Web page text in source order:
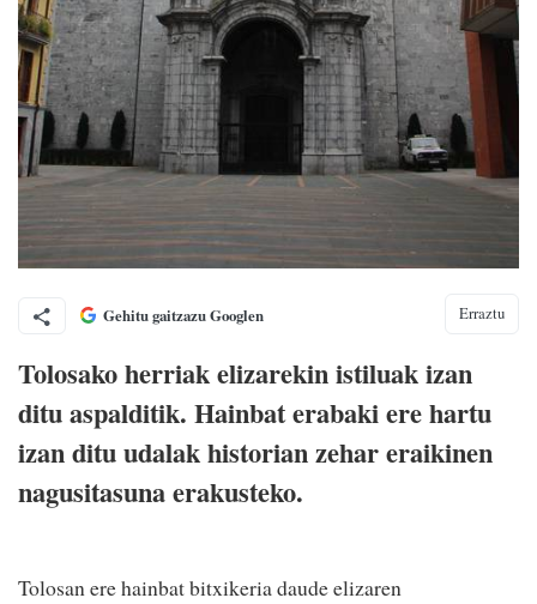
Gehitu gaitzazu Googlen Erraztu
Tolosako herriak elizarekin istiluak izan
ditu aspalditik. Hainbat erabaki ere hartu
izan ditu udalak historian zehar eraikinen
nagusitasuna erakusteko.
Tolosan ere hainbat bitxikeria daude elizaren